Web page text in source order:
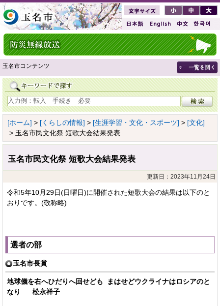
玉名市コンテンツ
[ホーム] > [くらしの情報] > [生涯学習・文化・スポーツ] > [文化]
> 玉名市民文化祭 短歌大会結果発表
玉名市民文化祭 短歌大会結果発表
更新日：2023年11月24日
令和5年10月29日(日曜日)に開催された短歌大会の結果は以下のと
おりです。(敬称略)
選者の部
玉名市長賞
地球儀を右へひだりへ回せども まはせどウクライナはロシアのと
なり 松永祥子